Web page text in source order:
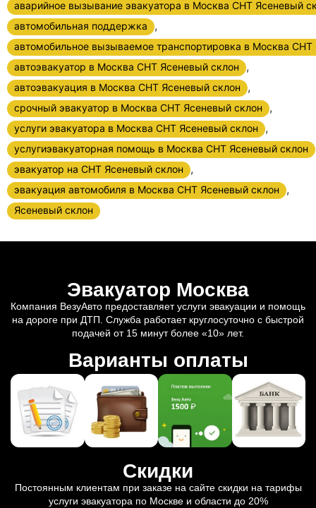
аварийное вызывание эвакуатора в Москва СНТ Ясеневый
автомобильная поддержка
,
автомобильное вызываемое транспортировка в Москва СНТ
автоэвакуатор в Москва СНТ Ясеневый склон
,
автоэвакуация в Москва СНТ Ясеневый склон ,
срочный эвакуатор в Москва СНТ Ясеневый склон ,
услуги эвакуатора в Москва СНТ Ясеневый склон ,
услугиэвакуаторная помощь в Москва СНТ Ясеневый склон
эвакуатор на СНТ Ясеневый склон ,
эвакуация автомобиля в Москва СНТ Ясеневый склон ,
Ясеневый склон
Эвакуатор Москва
Компания ВезуАвто предоставляет услуги эвакуации и помощь
на дороге при ДТП. Служба работает круглосуточно с быстрой
подачей от 15 минут более «10» лет.
Варианты оплаты
Скидки
Постоянным клиентам при заказе на сайте скидки на тарифы
услуги эвакуатора по Москве и области до 20%